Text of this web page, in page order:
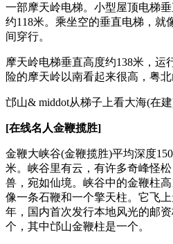
一部摩天岭电梯。小型屋顶电梯
约118米。乘坐空的垂直电梯，就
间穿行。
摩天岭电梯垂直高度约138米，运
险的摩天岭以南看起来很高，粤北
邙山& middot从梯子上看大海(在
[在线名人金鞭揽胜]
金鞭大峡谷(金鞭揽胜)平均深度
米。峡谷里有云，有许多奇峰怪
兽，宛如仙境。峡谷中的金鞭柱
像一条石鞭和一个擎天柱。它飞
年，国内首次发行本地风光的邮
个，其中邙山金鞭柱是一个。